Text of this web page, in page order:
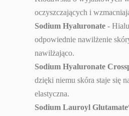
oczyszczających i
Sodium Hyaluronate -
odpowiednie nawilżenie
nawilżająco.
Sodium Hyaluronate
dzięki niemu skóra staje się
elastyczna.
Sodium Lauroyl